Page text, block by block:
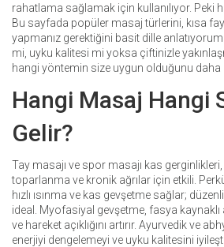
rahatlama sağlamak için kullanılıyor. Peki
Bu sayfada popüler masaj türlerini, kısa
yapmanız gerektiğini basit dille
mi, uyku kalitesi mi yoksa çiftinizle
hangi yöntemin size uygun olduğunu daha
Hangi Masaj Hangi
Gelir?
Tay masajı ve spor masajı kas
toparlanma ve kronik ağrılar için etkili.
hızlı ısınma ve kas gevşetme sağlar;
ideal. Myofasiyal gevşetme, fasya
ve hareket açıklığını artırır. Ayurvedik ve
enerjiyi dengelemeyi ve uyku kalitesini